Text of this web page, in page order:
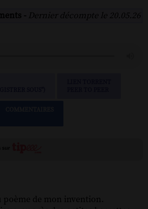
- Dernier décompte le 20.05.26
poème de mon invention.